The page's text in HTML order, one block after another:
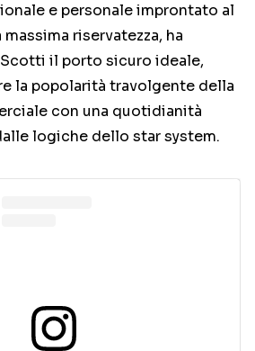
e personale improntato al
riservatezza, ha
il porto sicuro ideale,
la popolarità travolgente della
con una quotidianità
logiche dello star system.